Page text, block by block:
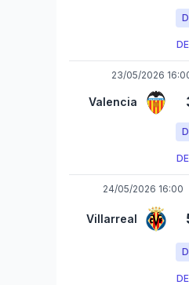
23/05/2026
Valencia
24/05/2026 16:00
Villarreal